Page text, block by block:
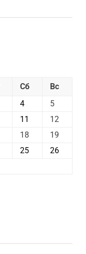
Сб
Вс
4
5
11
12
18
19
25
26